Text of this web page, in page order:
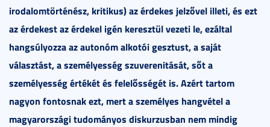
irodalomtörténész, kritikus) az érdekes jelzővel illeti, és ezt
az érdekest az érdekel igén keresztül vezeti le, ezáltal
hangsúlyozza az autonóm alkotói gesztust, a saját
választást, a személyesség szuverenitását, sőt a
személyesség értékét és felelősségét is. Azért tartom
nagyon fontosnak ezt, mert a személyes hangvétel a
magyarországi tudományos diskurzusban nem mindig